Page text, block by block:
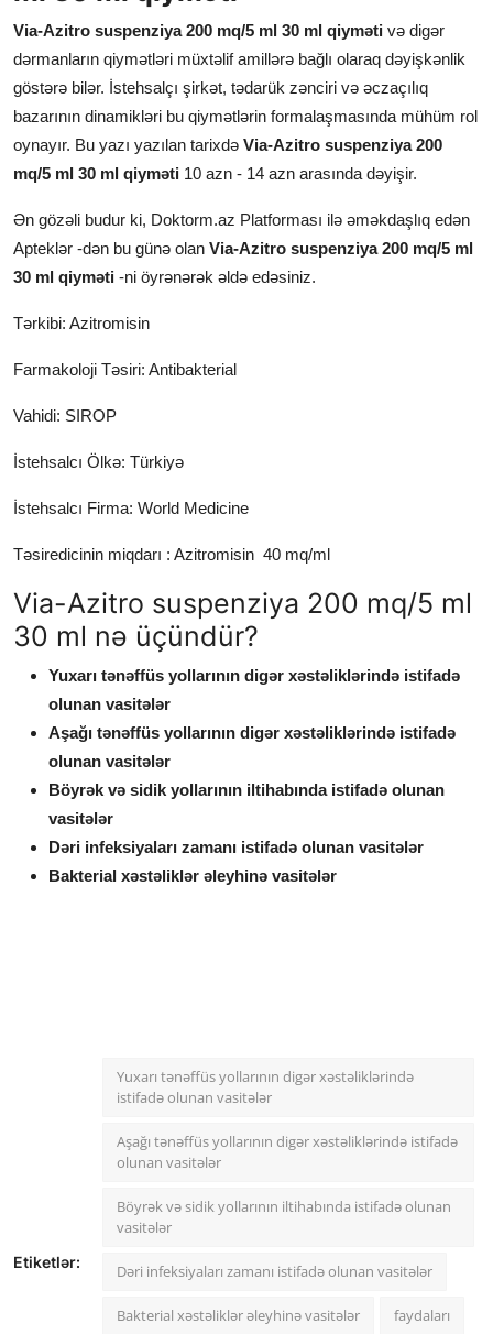
Via-Azitro suspenziya 200 mq/5 ml 30 ml qiyməti və digər
dərmanların qiymətləri müxtəlif amillərə bağlı olaraq dəyişkənlik
göstərə bilər. İstehsalçı şirkət, tədarük zənciri və əczaçılıq
bazarının dinamikləri bu qiymətlərin formalaşmasında mühüm rol
oynayır. Bu yazı yazılan tarixdə Via-Azitro suspenziya 200
mq/5 ml 30 ml qiyməti 10 azn - 14 azn arasında dəyişir.
Ən gözəli budur ki, Doktorm.az Platforması ilə əməkdaşlıq edən
Apteklər -dən bu günə olan Via-Azitro suspenziya 200 mq/5 ml
30 ml qiyməti -ni öyrənərək əldə edəsiniz.
Tərkibi: Azitromisin
Farmakoloji Təsiri: Antibakterial
Vahidi: SIROP
İstehsalcı Ölkə: Türkiyə
İstehsalcı Firma: World Medicine
Təsiredicinin miqdarı : Azitromisin 40 mq/ml
Via-Azitro suspenziya 200 mq/5 ml
30 ml nə üçündür?
Yuxarı tənəffüs yollarının digər xəstəliklərində istifadə
olunan vasitələr
Aşağı tənəffüs yollarının digər xəstəliklərində istifadə
olunan vasitələr
Böyrək və sidik yollarının iltihabında istifadə olunan
vasitələr
Dəri infeksiyaları zamanı istifadə olunan vasitələr
Bakterial xəstəliklər əleyhinə vasitələr
Etiketlər:
Yuxarı tənəffüs yollarının digər xəstəliklərində
istifadə olunan vasitələr
Aşağı tənəffüs yollarının digər xəstəliklərində istifadə
olunan vasitələr
Böyrək və sidik yollarının iltihabında istifadə olunan
vasitələr
Dəri infeksiyaları zamanı istifadə olunan vasitələr
Bakterial xəstəliklər əleyhinə vasitələr faydaları